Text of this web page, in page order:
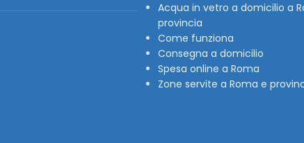
Acqua in vetro a domicilio a
provincia
Come funziona
Consegna a domicilio
Spesa online a Roma
Zone servite a Roma e